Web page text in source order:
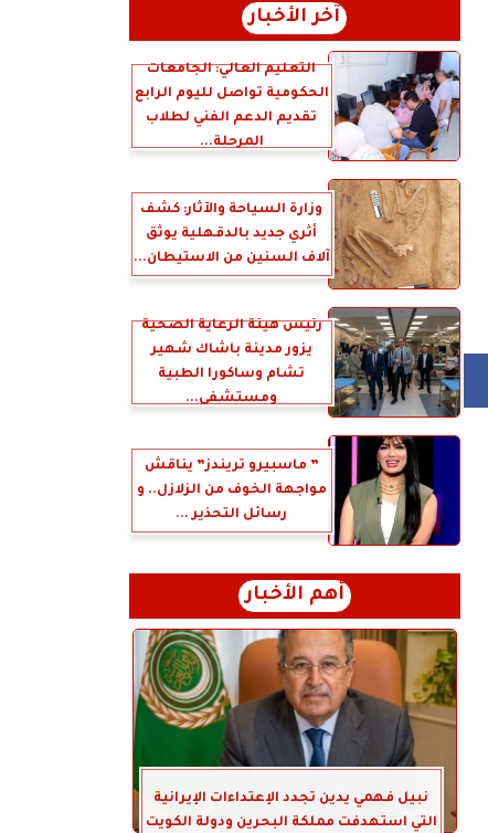
آخر الأخبار
التعليم العالي: الجامعات
الحكومية تواصل لليوم الرابع
تقديم الدعم الفني لطلاب
المرحلة...
وزارة السياحة والآثار: كشف
أثري جديد بالدقهلية يوثق
آلاف السنين من الاستيطان...
رئيس هيئة الرعاية الصحية
يزور مدينة باشاك شهير
تشام وساكورا الطبية
ومستشفى...
” ماسبيرو تريندز” يناقش
مواجهة الخوف من الزلازل.. و
رسائل التحذير ...
أهم الأخبار
نبيل فهمي يدين تجدد الإعتداءات الإيرانية
التي استهدفت مملكة البحرين ودولة الكويت